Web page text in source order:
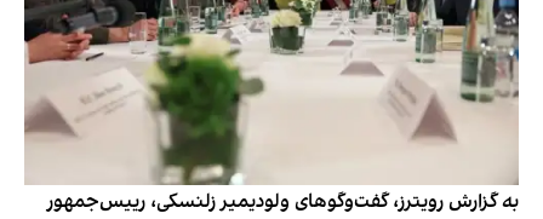
به گزارش رویترز، گفت‌وگوهای ولودیمیر زلنسکی، رییس‌جمهور